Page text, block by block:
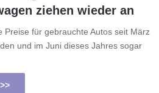
ziehen wieder an
Preise für gebrauchte Autos seit März
und im Juni dieses Jahres sogar